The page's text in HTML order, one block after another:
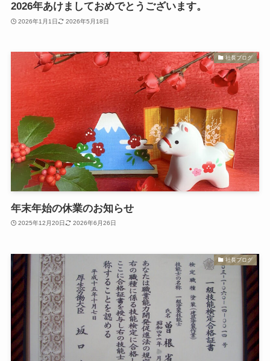
2026年あけましておめでとうございます。
2026年1月1日 2026年5月18日
社長ブログ
年末年始の休業のお知らせ
2025年12月20日 2026年6月26日
社長ブログ